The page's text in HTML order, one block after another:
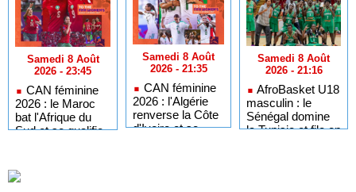
Samedi 8 Août
2026 - 23:45
CAN féminine
2026 : le Maroc
bat l'Afrique du
Sud et se qualifie
Samedi 8 Août
2026 - 21:35
CAN féminine
2026 : l'Algérie
renverse la Côte
d'Ivoire et se
Samedi 8 Août
2026 - 21:16
AfroBasket U18
masculin : le
Sénégal domine
la Tunisie et file en